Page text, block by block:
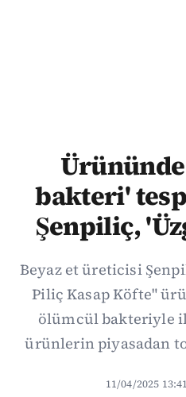
bakteri'
Şenpiliç,
Beyaz et üreticisi
Piliç Kasap Köfte"
ölümcül bakteriyle
ürünlerin piyasadan
11/04/2025 13:41